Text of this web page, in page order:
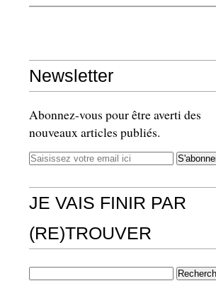
Newsletter
Abonnez-vous pour être averti des
nouveaux articles publiés.
JE VAIS FINIR PAR
(RE)TROUVER